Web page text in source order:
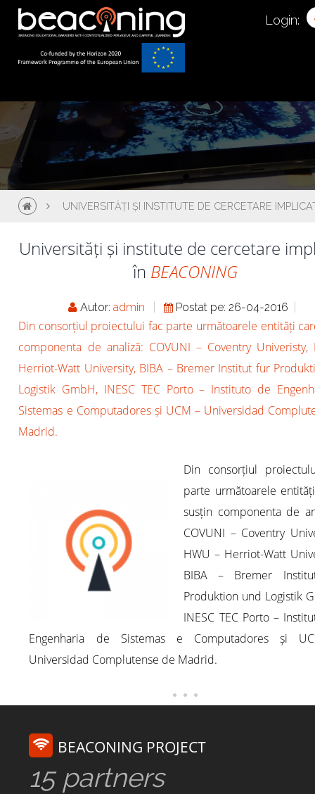
Login:
UNIVERSITĂȚI ȘI INSTITUTE DE CERCETARE
Universități și institute de cercetare
în BEACONING
Autor:admin Postat pe: 26-04-2016
Din consorțiul proiectului fac parte următoarele entități
componenta de analiză: COVUNI – Coventry Univeristy,
Herriot-Watt University, BIBA – Bremer Institut für
Logistik GmbH, INESC TEC Porto – Instituto de
Sistemas e Computadores și UCM – Universidad
Madrid.
Din consorțiul
parte următoarele
susțin componenta de
COVUNI – Coventry
HWU – Herriot-Watt
BIBA – Bremer
Produktion und Logistik
INESC TEC Porto –
Engenharia de Sistemas e Computadores și
Universidad Complutense de Madrid.
BEACONING PROJECT
15 partners